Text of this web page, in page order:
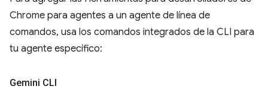
Chrome para agentes a un agente de línea de
comandos, usa los comandos integrados de la CLI para
tu agente específico:
Gemini CLI